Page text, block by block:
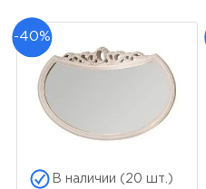
-40%
В наличии (20 шт.)